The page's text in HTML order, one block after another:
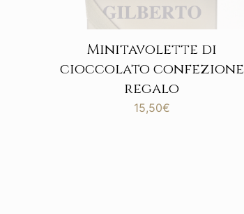
Minitavolette di
cioccolato confezione
regalo
15,50€